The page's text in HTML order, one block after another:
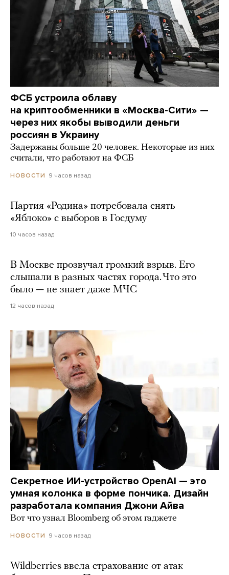
ФСБ устроила облаву
на криптообменники в «Москва-Сити» —
через них якобы выводили деньги
россиян в Украину
Задержаны больше 20 человек. Некоторые из них
считали, что работают на ФСБ
НОВОСТИ 9 часов назад
Партия «Родина» потребовала снять
«Яблоко» с выборов в Госдуму
10 часов назад
В Москве прозвучал громкий взрыв. Его
слышали в разных частях города. Что это
было — не знает даже МЧС
12 часов назад
Секретное ИИ-устройство OpenAI — это
умная колонка в форме пончика. Дизайн
разработала компания Джони Айва
Вот что узнал Bloomberg об этом гаджете
НОВОСТИ 9 часов назад
Wildberries ввела страхование от атак